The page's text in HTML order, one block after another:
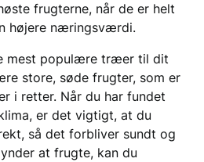
frugterne, når de er helt
højere næringsværdi.
mest populære træer til dit
store, søde frugter, som er
i retter. Når du har fundet
er det vigtigt, at du
så det forbliver sundt og
at frugte, kan du